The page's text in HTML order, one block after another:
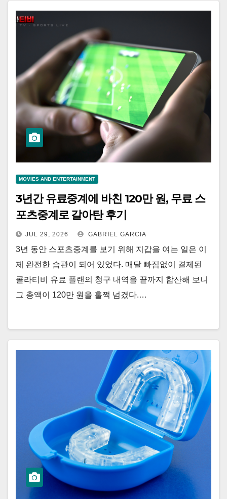
MOVIES AND ENTERTAINMENT
3년간 유료중계에 바친 120만 원, 무료 스
포츠중계로 갈아탄 후기
JUL 29, 2026 GABRIEL GARCIA
3년 동안 스포츠중계를 보기 위해 지갑을 여는 일은 이
제 완전한 습관이 되어 있었다. 매달 빠짐없이 결제된
콜라티비 유료 플랜의 청구 내역을 끝까지 합산해 보니
그 총액이 120만 원을 훌쩍 넘겼다.…